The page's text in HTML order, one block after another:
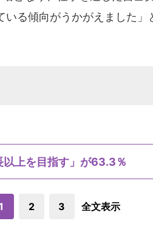
る傾向がうかがえました」
以上を目指す」が63.3％
2 3 全文表示